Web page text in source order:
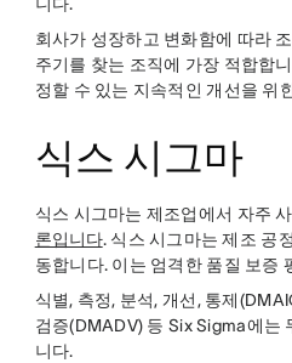
니다.
회사가 성장하고 변화함에 따라
주기를 찾는 조직에 가장 적합합
정할 수 있는 지속적인 개선을 위
식스 시그마
식스 시그마는 제조업에서 자주
론입니다. 식스 시그마는 제조 공
동합니다. 이는 엄격한 품질 보증
식별, 측정, 분석, 개선, 통제
검증(DMADV) 등 Six Sigma에는
니다.